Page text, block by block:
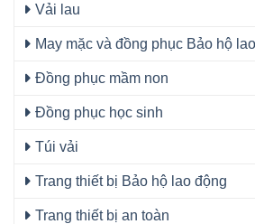
Vải lau
May mặc và đồng phục Bảo hộ
Đồng phục mầm non
Đồng phục học sinh
Túi vải
Trang thiết bị Bảo hộ lao động
Trang thiết bị an toàn